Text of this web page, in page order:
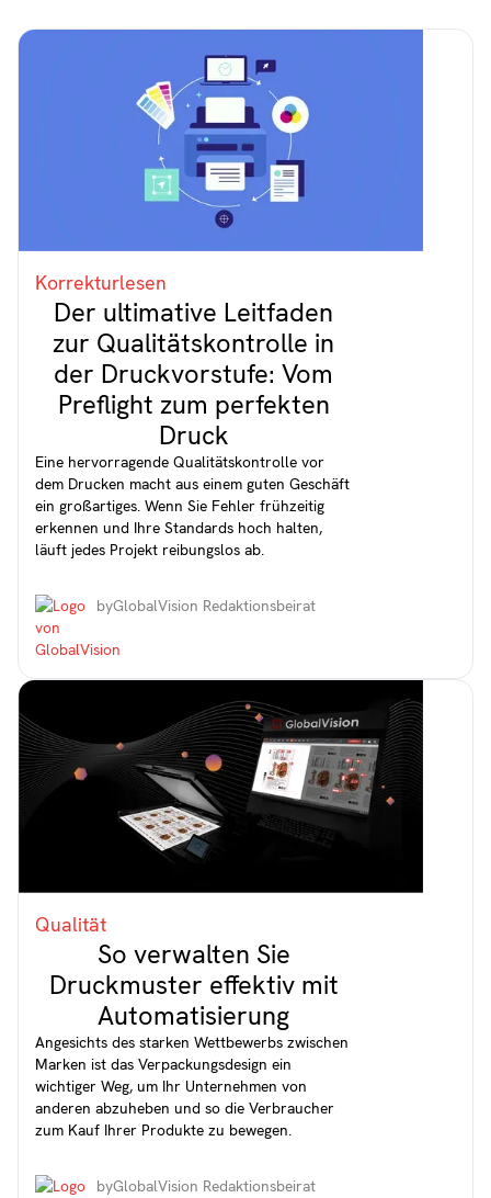
Korrekturlesen
Der ultimative Leitfaden
zur Qualitätskontrolle in
der Druckvorstufe: Vom
Preflight zum perfekten
Druck
Eine hervorragende Qualitätskontrolle vor
dem Drucken macht aus einem guten Geschäft
ein großartiges. Wenn Sie Fehler frühzeitig
erkennen und Ihre Standards hoch halten,
läuft jedes Projekt reibungslos ab.
byGlobalVision Redaktionsbeirat
Qualität
So verwalten Sie
Druckmuster effektiv mit
Automatisierung
Angesichts des starken Wettbewerbs zwischen
Marken ist das Verpackungsdesign ein
wichtiger Weg, um Ihr Unternehmen von
anderen abzuheben und so die Verbraucher
zum Kauf Ihrer Produkte zu bewegen.
byGlobalVision Redaktionsbeirat